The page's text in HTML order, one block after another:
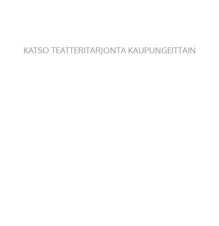
KATSO TEATTERITARJONTA KAUPUNGEITTAIN